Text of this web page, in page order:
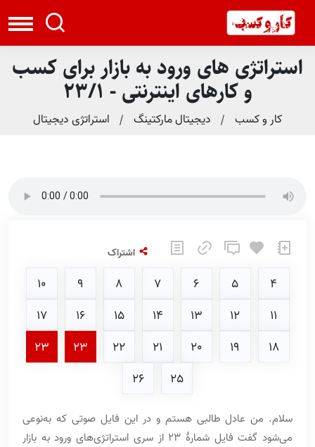
استراتژی های ورود به بازار برای کسب
و کارهای اینترنتی - 23/1
کار و کسب دیجیتال مارکتینگ استراتژی دیجیتال
اشتراک
4
5
6
7
8
9
10
11
12
13
14
15
16
17
18
19
20
21
22
23
23
25
26
سلام. من عادل طالبی هستم و در این فایل صوتی که به‌نوعی
می‌شود گفت فایل شمارۀ 23 از سری استراتژی‌های ورود به بازار